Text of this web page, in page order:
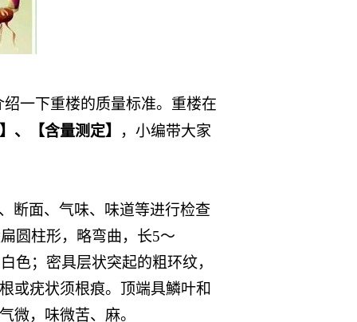
一下重楼的质量标准。重楼在
、【含量测定】
，小编带大家
断面、气味、味道等进行检查
圆柱形，略弯曲，长5～
色；密具层状突起的粗环纹，
或疣状须根痕。顶端具鱗叶和
微，味微苦、麻。